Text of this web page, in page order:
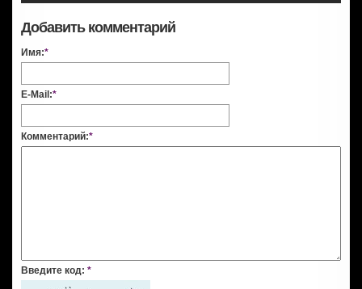
Добавить комментарий
Имя:*
E-Mail:*
Комментарий:*
Введите код: *